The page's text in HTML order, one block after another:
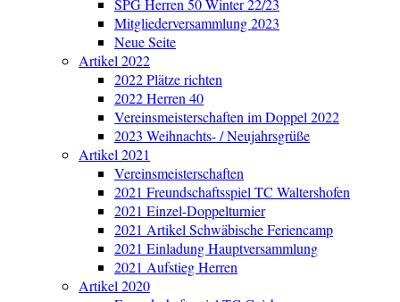
SPG Herren 50 Winter 22/23
Mitgliederversammlung 2023
Neue Seite
Artikel 2022
2022 Plätze richten
2022 Herren 40
Vereinsmeisterschaften im Doppel 2022
2023 Weihnachts- / Neujahrsgrüße
Artikel 2021
Vereinsmeisterschaften
2021 Freundschaftsspiel TC Waltershofen
2021 Einzel-Doppelturnier
2021 Artikel Schwäbische Feriencamp
2021 Einladung Hauptversammlung
2021 Aufstieg Herren
Artikel 2020